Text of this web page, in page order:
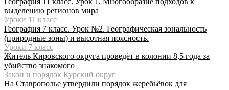
выделению регионов мира
Уроки 11 класс
География 7 класс. Урок №2. Географическая зональность
(природные зоны) и высотная поясность.
Уроки 7 класс
Житель Кировского округа проведёт в колонии 8,5 года за
убийство знакомого
Закон и порядок Курский округ
На Ставрополье утвердили порядок жеребьёвок для